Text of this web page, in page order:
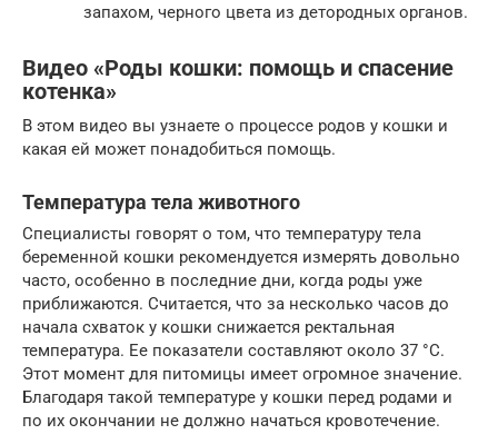
запахом, черного цвета из детородных органов.
Видео «Роды кошки: помощь и спасение
котенка»
В этом видео вы узнаете о процессе родов у кошки и
какая ей может понадобиться помощь.
Температура тела животного
Специалисты говорят о том, что температуру тела
беременной кошки рекомендуется измерять довольно
часто, особенно в последние дни, когда роды уже
приближаются. Считается, что за несколько часов до
начала схваток у кошки снижается ректальная
температура. Ее показатели составляют около 37 °C.
Этот момент для питомицы имеет огромное значение.
Благодаря такой температуре у кошки перед родами и
по их окончании не должно начаться кровотечение.